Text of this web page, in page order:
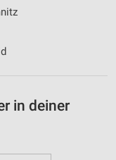
in deiner